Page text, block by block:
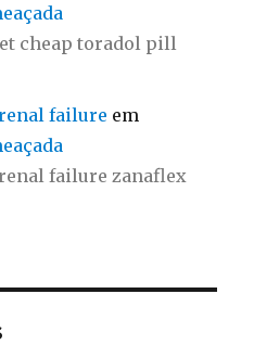
cheap toradol pill
failure em
failure zanaflex